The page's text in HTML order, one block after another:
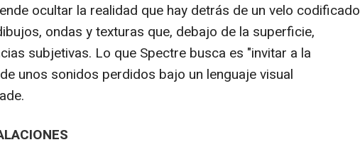
ocultar la realidad que hay detrás de un velo codificado
ondas y texturas que, debajo de la superficie,
subjetivas. Lo que Spectre busca es "invitar a la
unos sonidos perdidos bajo un lenguaje visual